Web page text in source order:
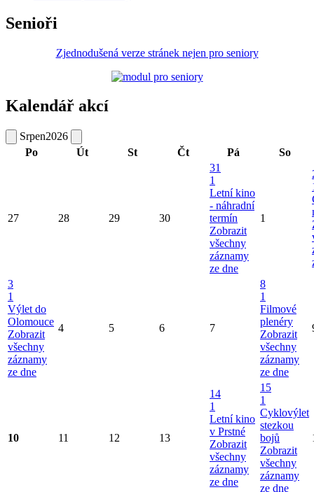
Senioři
Zjednodušená verze stránek nejen pro seniory
Kalendář akcí
Srpen2026
Po
Út St Čt Pá So
27 28 29 30
31
1
Letní kino
- náhradní
termín
Zobrazit
všechny
záznamy
ze dne
1
3
1
Výlet do
Olomouce
Zobrazit
všechny
záznamy
ze dne
4 5 6 7
8
1
Filmové
plenéry
Zobrazit
všechny
záznamy
ze dne
10 11 12 13
14
1
Letní kino
v Prstné
Zobrazit
všechny
záznamy
ze dne
15
1
Cyklovýlet
stezkou
bojů
Zobrazit
všechny
záznamy
ze dne